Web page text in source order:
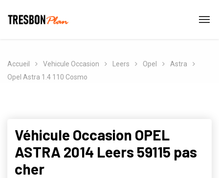
Accueil Vehicule Occasion Leers Opel
Astra
Opel Astra 1.4 110 Cosmo
Véhicule Occasion OPEL
ASTRA 2014 Leers 59115 pas
cher